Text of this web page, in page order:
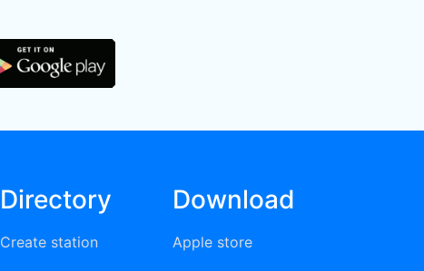
Directory
Create station
Download
Apple store